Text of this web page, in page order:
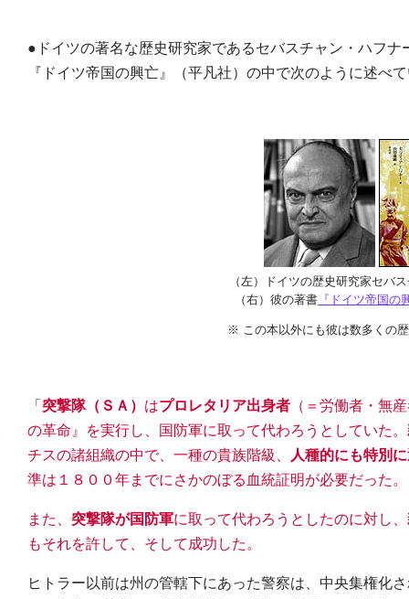
●ドイツの著名な歴史研究家であるセバスチャン・ハフナ
『ドイツ帝国の興亡』（平凡社）の中で次のように述べ
（左）ドイツの歴史研究家セバ
（右）彼の著書 『ドイツ帝国の
※ この本以外にも彼は数多くの
「 突撃隊（ＳＡ） はプロレタリア出身者 （＝労働者・無
の革命』を実行し、国防軍に取って代わろうとしていた。
チスの諸組織の中で、一種の貴族階級、
人種的にも特別
準は１８００年までにさかのぼる血統証明が必要だった。
また、 突撃隊が国防軍に取って代わろうとしたのに対し、
もそれを許して、そして成功した。
ヒトラー以前は州の管轄下にあった警察は、中央集権化